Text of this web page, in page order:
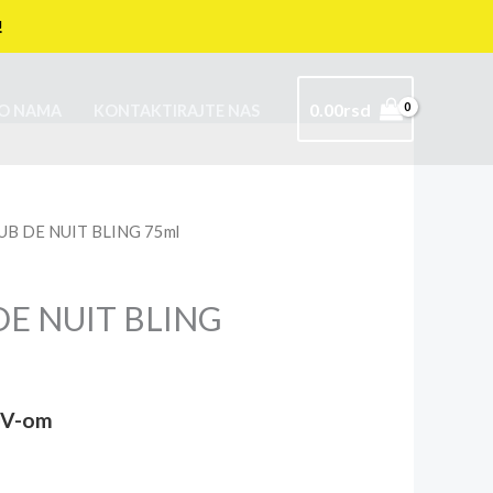
0.00rsd
DE NUIT BLING 75ml
NUIT BLING
om